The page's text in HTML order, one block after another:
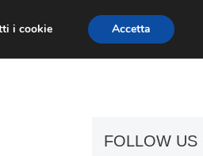
ART GOSSIP FIERE
FOLLOW US
i cookie
Accetta